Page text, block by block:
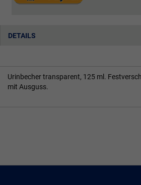
DETAILS
Urinbecher transparent, 125 ml.
mit Ausguss.